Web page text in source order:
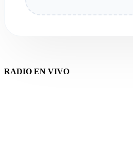
RADIO EN VIVO